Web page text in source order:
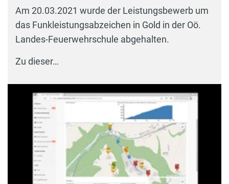
Am 20.03.2021 wurde der Leistungsbewerb um
das Funkleistungsabzeichen in Gold in der Oö.
Landes-Feuerwehrschule abgehalten.
Zu dieser…